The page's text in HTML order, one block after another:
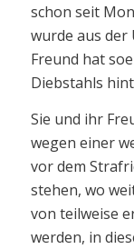
schon seit
wurde aus
Freund hat
Diebstahls
Sie und ihr
wegen einer
vor dem
stehen, wo
von teilweise
werden, in